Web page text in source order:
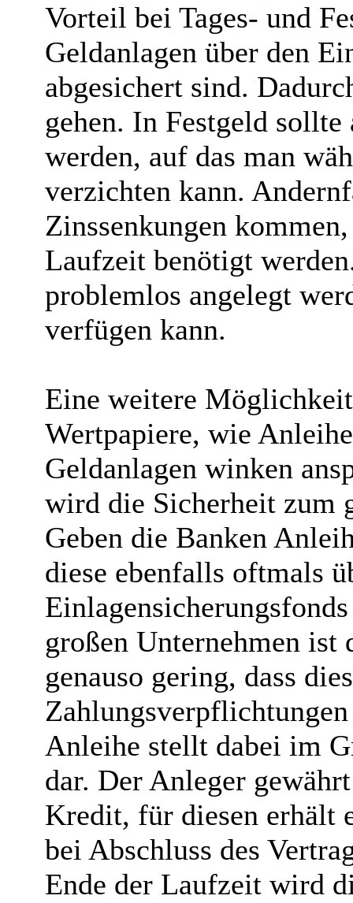
Vorteil bei Tages- und
Geldanlagen über den
abgesichert sind.
gehen. In Festgeld
werden, auf das man
verzichten kann.
Zinssenkungen
Laufzeit benötigt
problemlos angelegt
verfügen kann.
Eine weitere
Wertpapiere, wie
Geldanlagen winken
wird die Sicherheit zum
Geben die Banken
diese ebenfalls oftmals
großen Unternehmen
genauso gering, dass
Anleihe stellt dabei im
dar. Der Anleger
Kredit, für diesen erhält
bei Abschluss des
Ende der Laufzeit wird